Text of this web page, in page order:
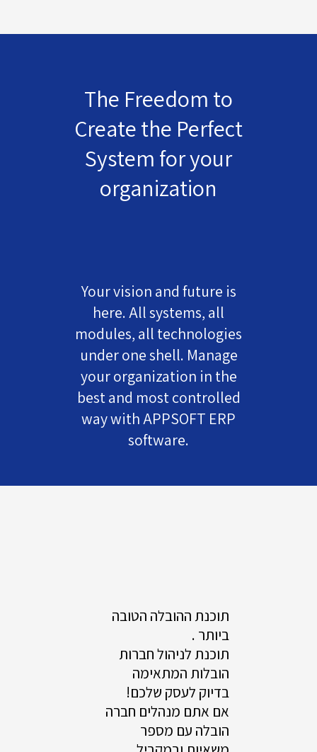
The Freedom to
Create the Perfect
System for your
organization
Your vision and future is
here. All systems, all
modules, all technologies
under one shell. Manage
your organization in the
best and most controlled
way with APPSOFT ERP
software.
תוכנת ההובלה הטובה
ביותר .
תוכנת לניהול חברות
הובלות המתאימה
בדיוק לעסק שלכם!
אם אתם מנהלים חברה
הובלה עם מספר